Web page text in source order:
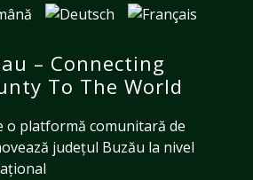
– Connecting
To The World
o platformă comunitară de
județul Buzău la nivel